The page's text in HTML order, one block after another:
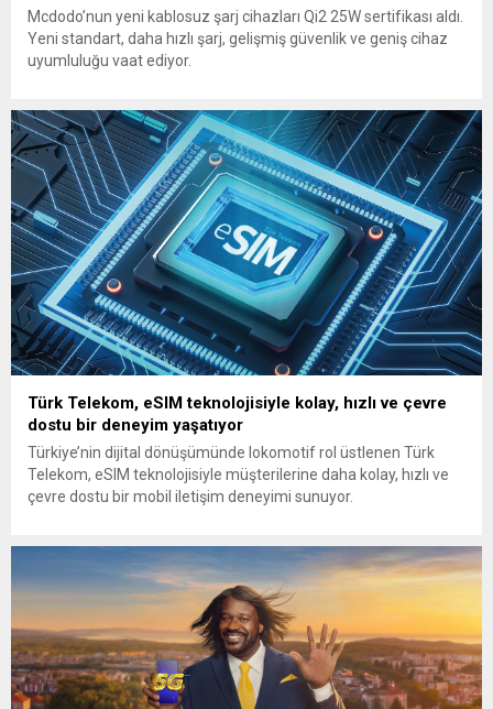
Mcdodo’nun yeni kablosuz şarj cihazları Qi2 25W sertifikası aldı.
Yeni standart, daha hızlı şarj, gelişmiş güvenlik ve geniş cihaz
uyumluluğu vaat ediyor.
Türk Telekom, eSIM teknolojisiyle kolay, hızlı ve çevre
dostu bir deneyim yaşatıyor
Türkiye’nin dijital dönüşümünde lokomotif rol üstlenen Türk
Telekom, eSIM teknolojisiyle müşterilerine daha kolay, hızlı ve
çevre dostu bir mobil iletişim deneyimi sunuyor.